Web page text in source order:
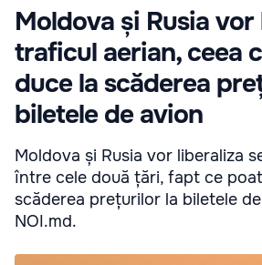
Moldova și Rusia
traficul aerian, ceea
duce la scăderea
biletele de avion
Moldova și Rusia vor liberaliza
între cele două țări, fapt ce
scăderea prețurilor la biletele
NOI.md.